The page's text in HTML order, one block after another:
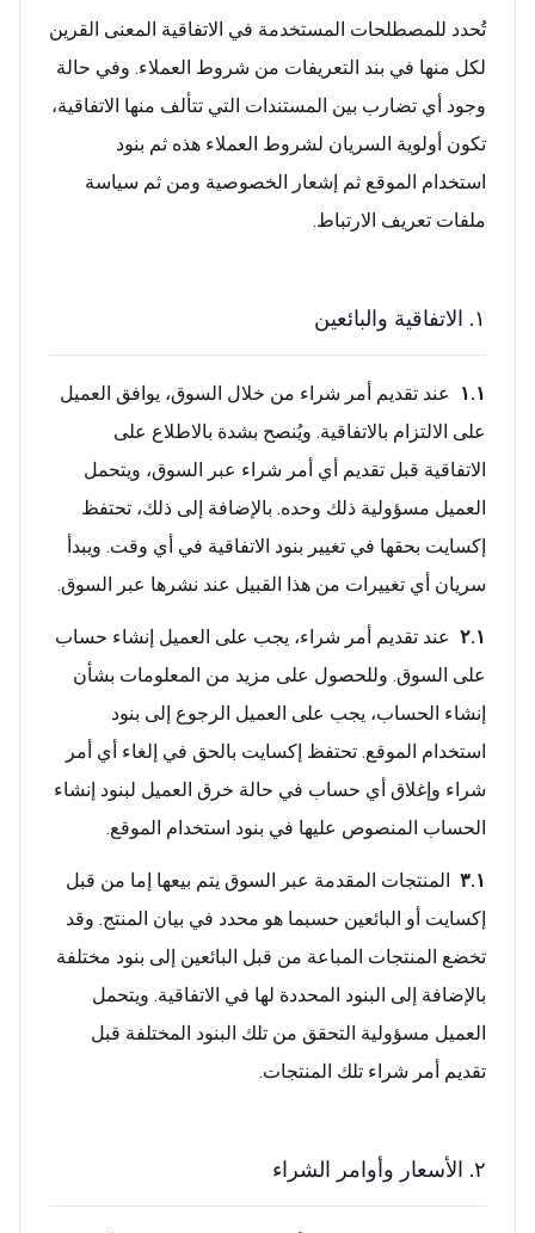
تُحدد للمصطلحات المستخدمة في الاتفاقية المعنى القرين
لكل منها في بند التعريفات من شروط العملاء. وفي حالة
وجود أي تضارب بين المستندات التي تتألف منها الاتفاقية،
تكون أولوية السريان لشروط العملاء هذه ثم بنود
استخدام الموقع ثم إشعار الخصوصية ومن ثم سياسة
ملفات تعريف الارتباط.
١. الاتفاقية والبائعين
١.١
عند تقديم أمر شراء من خلال السوق، يوافق العميل
على الالتزام بالاتفاقية. ويُنصح بشدة بالاطلاع على
الاتفاقية قبل تقديم أي أمر شراء عبر السوق، ويتحمل
العميل مسؤولية ذلك وحده. بالإضافة إلى ذلك، تحتفظ
إكسايت بحقها في تغيير بنود الاتفاقية في أي وقت. ويبدأ
سريان أي تغييرات من هذا القبيل عند نشرها عبر السوق.
٢.١ عند تقديم أمر شراء، يجب على العميل إنشاء حساب
على السوق. وللحصول على مزيد من المعلومات بشأن
إنشاء الحساب، يجب على العميل الرجوع إلى بنود
استخدام الموقع. تحتفظ إكسايت بالحق في إلغاء أي أمر
شراء وإغلاق أي حساب في حالة خرق العميل لبنود إنشاء
الحساب المنصوص عليها في بنود استخدام الموقع.
٣.١
المنتجات المقدمة عبر السوق يتم بيعها إما من قبل
إكسايت أو البائعين حسبما هو محدد في بيان المنتج. وقد
تخضع المنتجات المباعة من قبل البائعين إلى بنود مختلفة
بالإضافة إلى البنود المحددة لها في الاتفاقية. ويتحمل
العميل مسؤولية التحقق من تلك البنود المختلفة قبل
تقديم أمر شراء تلك المنتجات.
٢. الأسعار وأوامر الشراء